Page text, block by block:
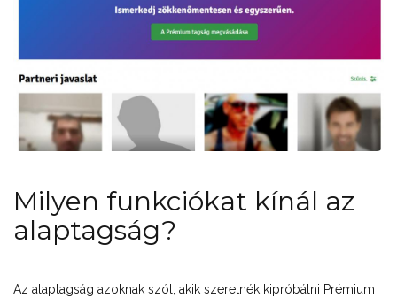
Milyen funkciókat kínál az
alaptagság?
Az alaptagság azoknak szól, akik szeretnék kipróbálni Prémium